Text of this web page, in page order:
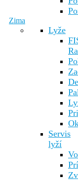
Zima
Lyže
Servis
lyží